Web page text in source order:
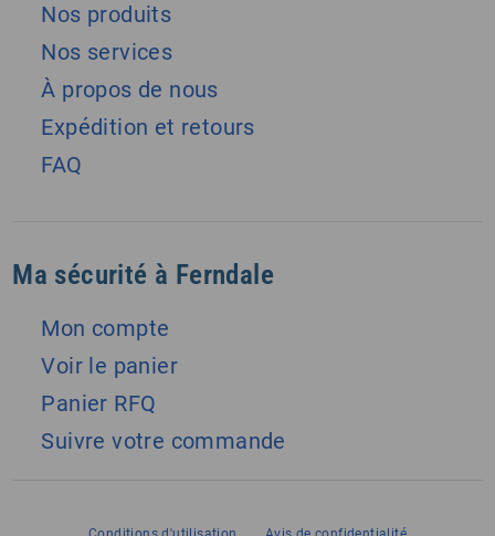
Nos produits
Nos services
À propos de nous
Expédition et retours
FAQ
Ma sécurité à Ferndale
Mon compte
Voir le panier
Panier RFQ
Suivre votre commande